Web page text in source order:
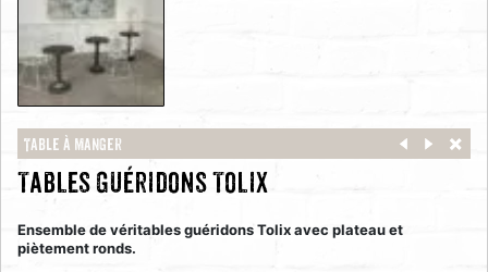
Table à manger
Tables guéridons Tolix
Ensemble de véritables guéridons Tolix avec plateau et
piètement ronds.